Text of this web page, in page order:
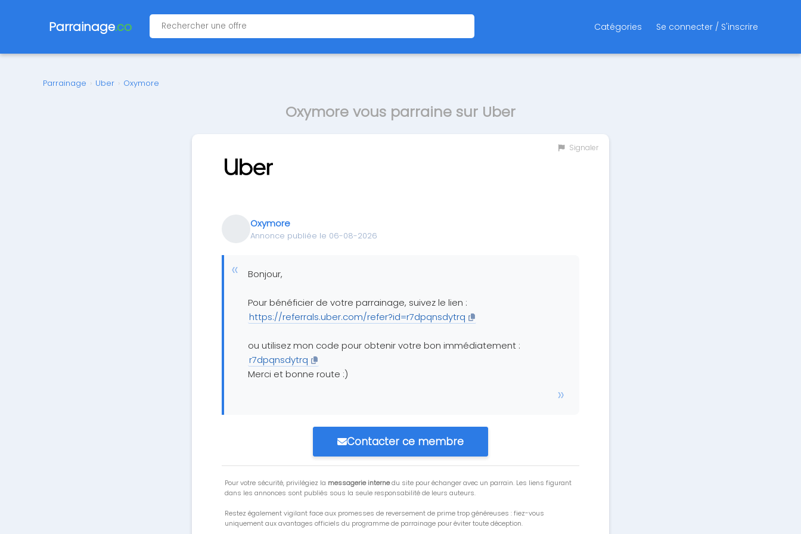
Parrainage.co Catégories Se connecter / S'inscrire
Parrainage › Uber › Oxymore
Oxymore vous parraine sur Uber
Signaler
Oxymore
Annonce publiée le 06-08-2026
Bonjour,
Pour bénéficier de votre parrainage, suivez le lien :
https://referrals.uber.com/refer?id=r7dpqnsdytrq
ou utilisez mon code pour obtenir votre bon immédiatement :
r7dpqnsdytrq
Merci et bonne route :)
Contacter ce membre
Pour votre sécurité, privilégiez la messagerie internedu site pour échanger avec un parrain. Les liens figurant
dans les annonces sont publiés sous la seule responsabilité de leurs auteurs.
Restez également vigilant face aux promesses de reversement de prime trop généreuses : fiez-vous
uniquement aux avantages officiels du programme de parrainage pour éviter toute déception.